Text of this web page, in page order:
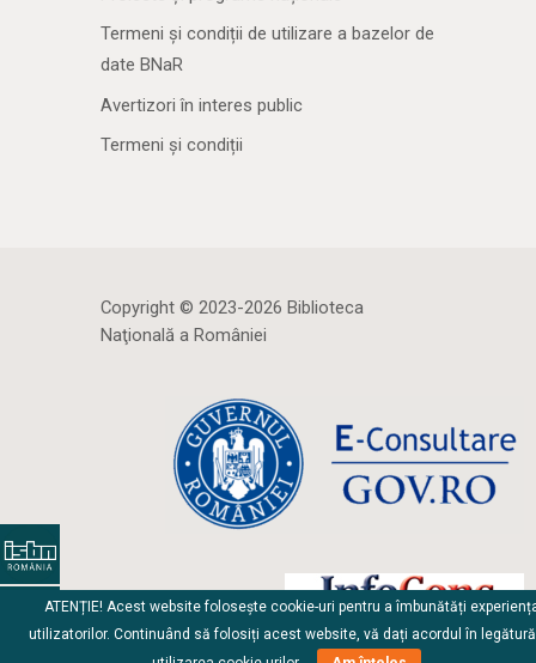
Termeni și condiții de utilizare a bazelor de
date BNaR
Avertizori în interes public
Termeni și condiții
Copyright © 2023-2026 Biblioteca
Naţională a României
ATENȚIE! Acest website folosește cookie-uri pentru a îmbunătăți
utilizatorilor. Continuând să folosiți acest website, vă dați acordul în